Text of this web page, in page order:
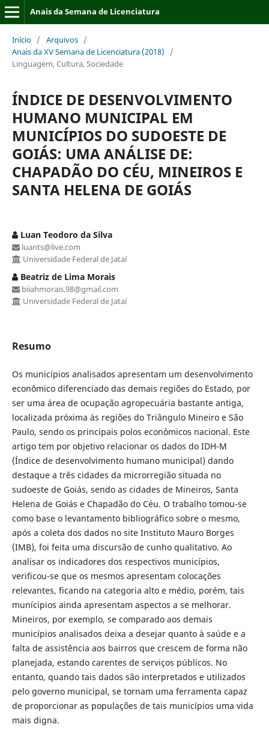
Anais da Semana de Licenciatura
Início / Arquivos /
Anais da XV Semana de Licenciatura (2018)
/
Linguagem, Cultura, Sociedade
ÍNDICE DE DESENVOLVIMENTO
HUMANO MUNICIPAL EM
MUNICÍPIOS DO SUDOESTE DE
GOIÁS: UMA ANÁLISE DE:
CHAPADÃO DO CÉU, MINEIROS E
SANTA HELENA DE GOIÁS
Luan Teodoro da Silva
luants@live.com
Universidade Federal de Jataí
Beatriz de Lima Morais
biiahmorais.98@gmail.com
Universidade Federal de Jataí
Resumo
Os municípios analisados apresentam um desenvolvimento
econômico diferenciado das demais regiões do Estado, por
ser uma área de ocupação agropecuária bastante antiga,
localizada próxima às regiões do Triângulo Mineiro e São
Paulo, sendo os principais polos econômicos nacional. Este
artigo tem por objetivo relacionar os dados do IDH-M
(Índice de desenvolvimento humano municipal) dando
destaque a três cidades da microrregião situada no
sudoeste de Goiás, sendo as cidades de Mineiros, Santa
Helena de Goiás e Chapadão do Céu. O trabalho tomou-se
como base o levantamento bibliográfico sobre o mesmo,
após a coleta dos dados no site Instituto Mauro Borges
(IMB), foi feita uma discursão de cunho qualitativo. Ao
analisar os indicadores dos respectivos municípios,
verificou-se que os mesmos apresentam colocações
relevantes, ficando na categoria alto e médio, porém, tais
munícipios ainda apresentam aspectos a se melhorar.
Mineiros, por exemplo, se comparado aos demais
municípios analisados deixa a desejar quanto à saúde e a
falta de assistência aos bairros que crescem de forma não
planejada, estando carentes de serviços públicos. No
entanto, quando tais dados são interpretados e utilizados
pelo governo municipal, se tornam uma ferramenta capaz
de proporcionar as populações de tais municípios uma vida
mais digna.